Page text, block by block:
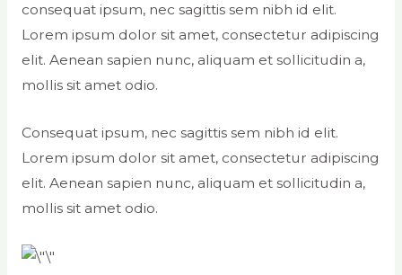
consequat ipsum, nec sagittis sem nibh id elit.
Lorem ipsum dolor sit amet, consectetur adipiscing
elit. Aenean sapien nunc, aliquam et sollicitudin a,
mollis sit amet odio.
Consequat ipsum, nec sagittis sem nibh id elit.
Lorem ipsum dolor sit amet, consectetur adipiscing
elit. Aenean sapien nunc, aliquam et sollicitudin a,
mollis sit amet odio.